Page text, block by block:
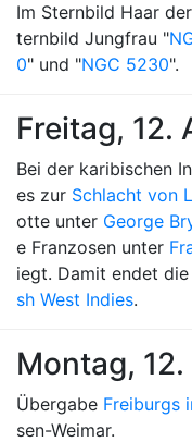
Im Sternbild Haar
ternbild Jungfrau "
0" und "NGC 5230".
Freitag, 12.
Bei der karibischen
es zur Schlacht von
otte unter George
e Franzosen unter
iegt. Damit endet
sh West Indies.
Montag,
Übergabe Freiburgs
sen-Weimar.